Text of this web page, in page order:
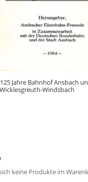
Jahre Bahnhof Ansbach
Windsbach
keine Produkte im